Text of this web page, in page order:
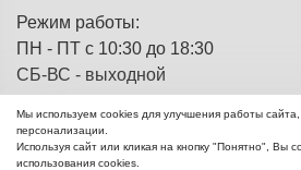
Режим работы:
ПН - ПТ с 10:30 до 18:30
СБ-ВС - выходной
© 2013 - 2026ЭВМка - компьютерный
Мы используем cookies для улучшения работы
персонализации.
Используя сайт или кликая на кнопку "Понятно", Вы
использования cookies.